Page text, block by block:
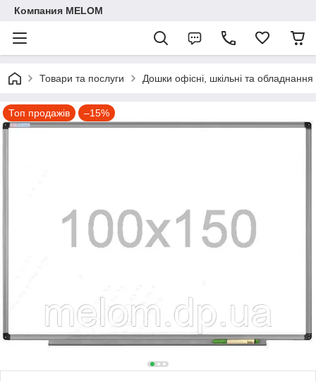
Компания MELOM
Товари та послуги Дошки офісні, шкільні та
Топ продажів –15%